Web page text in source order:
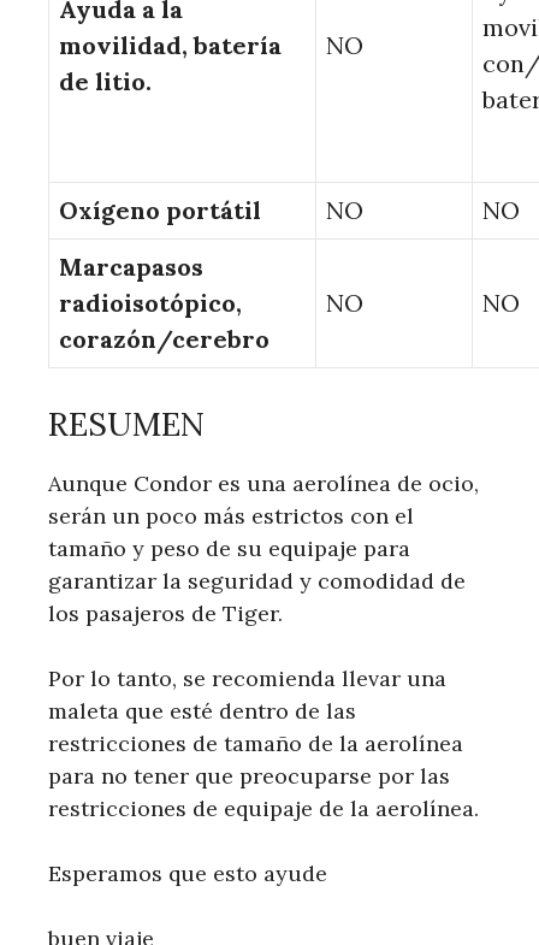
Ayuda a la
movilidad, batería
de litio.
NO
Oxígeno portátil NO
NO
Marcapasos
radioisotópico,
corazón/cerebro
NO NO
RESUMEN
Aunque Condor es una aerolínea de ocio,
serán un poco más estrictos con el
tamaño y peso de su equipaje para
garantizar la seguridad y comodidad de
los pasajeros de Tiger.
Por lo tanto, se recomienda llevar una
maleta que esté dentro de las
restricciones de tamaño de la aerolínea
para no tener que preocuparse por las
restricciones de equipaje de la aerolínea.
Esperamos que esto ayude
buen viaje